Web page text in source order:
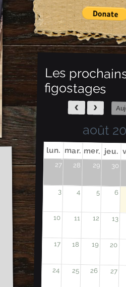
Les
figostages
août
lun. mar. mer. jeu.
27 28 29 30
3 4 5 6
10 11 12 13
17 18 19 20
24 25 26 27